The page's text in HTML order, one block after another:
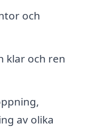
och
klar och ren
av olika